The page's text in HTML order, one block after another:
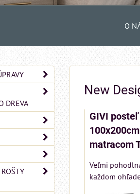
O
New
GIVI posteľ
matracom
Veľmi
každom
DREVA